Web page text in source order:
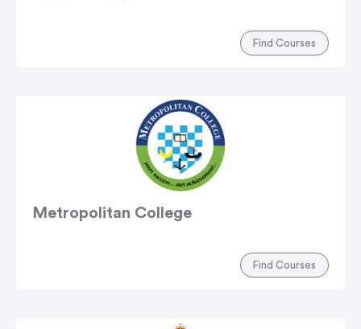
Find Courses
Metropolitan College
Find Courses